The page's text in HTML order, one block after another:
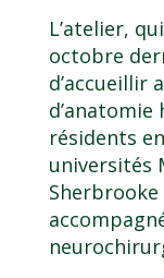
L’atelier,
octobre
d’accueillir
d’anatomie
résidents
universités